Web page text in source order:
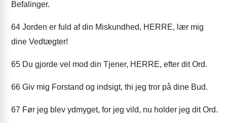
Befalinger.
64 Jorden er fuld af din Miskundhed, HERRE, lær mig
dine Vedtægter!
65 Du gjorde vel mod din Tjener, HERRE, efter dit Ord.
66 Giv mig Forstand og indsigt, thi jeg tror på dine Bud.
67 Før jeg blev ydmyget, for jeg vild, nu holder jeg dit Ord.